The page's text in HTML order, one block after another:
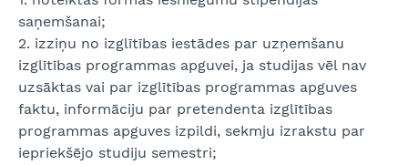
saņemšanai;
2. izziņu no izglītības iestādes par uzņemšanu
izglītības programmas apguvei, ja studijas vēl nav
uzsāktas vai par izglītības programmas apguves
faktu, informāciju par pretendenta izglītības
programmas apguves izpildi, sekmju izrakstu par
iepriekšējo studiju semestri;